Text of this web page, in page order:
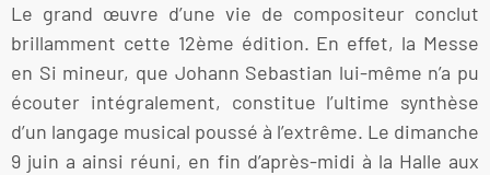
Le grand œuvre d’une vie de compositeur conclut
brillamment cette 12ème édition. En effet, la Messe
en Si mineur, que Johann Sebastian lui-même n’a pu
écouter intégralement, constitue l’ultime synthèse
d’un langage musical poussé à l’extrême. Le dimanche
9 juin a ainsi réuni, en fin d’après-midi à la Halle aux